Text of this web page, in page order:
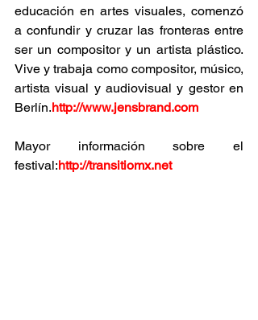
educación en artes visuales, comenzó
a confundir y cruzar las fronteras entre
ser un compositor y un artista plástico.
Vive y trabaja como compositor, músico,
artista visual y audiovisual y gestor en
Berlín.http://www.jensbrand.com
Mayor información sobre el
festival:http://transitiomx.net